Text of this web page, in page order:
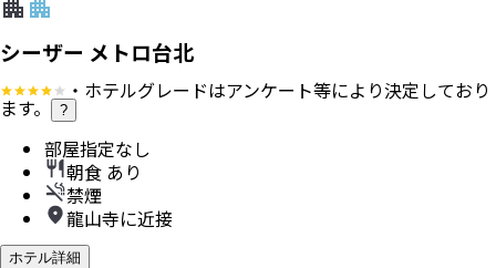
シーザー メトロ台北
・ホテルグレードはアンケート等により決定しており
ます。 ?
部屋指定なし
朝食 あり
禁煙
龍山寺に近接
ホテル詳細